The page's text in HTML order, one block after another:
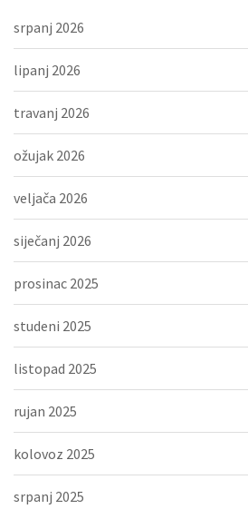
srpanj 2026
lipanj 2026
travanj 2026
ožujak 2026
veljača 2026
siječanj 2026
prosinac 2025
studeni 2025
listopad 2025
rujan 2025
kolovoz 2025
srpanj 2025